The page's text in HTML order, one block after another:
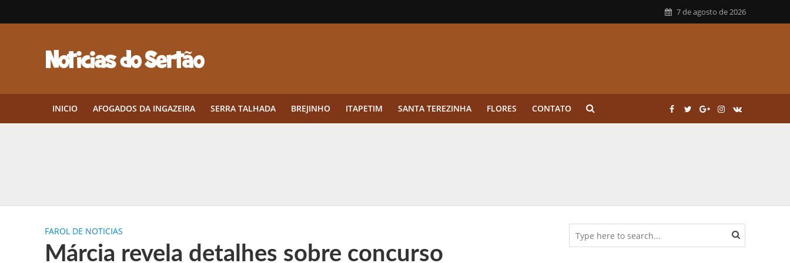
7 de agosto de 2026
INICIO AFOGADOS DA INGAZEIRA SERRA TALHADA BREJINHO ITAPETIM SANTA TEREZINHA FLORES CONTATO
Twin lança torneio semanal “Mestres das Rodadas” focado em multiplicadores
FAROL DE NOTICIAS
Márcia revela detalhes sobre concurso